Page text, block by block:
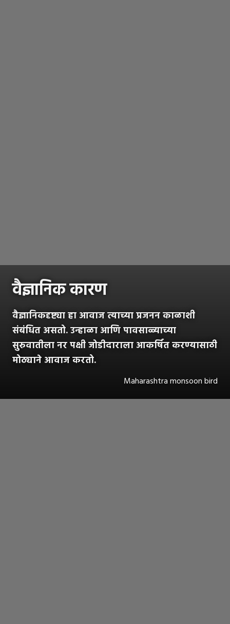
वैज्ञानिक कारण
वैज्ञानिकदृष्ट्या हा आवाज त्याच्या प्रजनन काळाशी
संबंधित असतो. उन्हाळा आणि पावसाळ्याच्या
सुरुवातीला नर पक्षी जोडीदाराला आकर्षित करण्यासाठी
मोठ्याने आवाज करतो.
Maharashtra monsoon bird